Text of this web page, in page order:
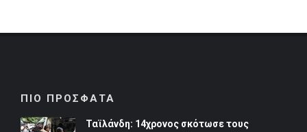
ΠΙΟ ΠΡΟΣΦΑΤΑ
Ταϊλάνδη: 14χρονος σκότωσε τους